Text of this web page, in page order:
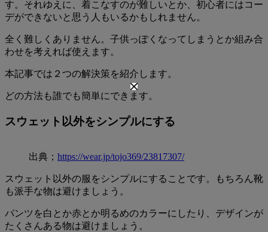
す。それゆえに、着こなすのが難しいとか、初心者にはコー
デができないと思う人もいるかもしれません。
全く難しくありません。子供っぽくなってしまうとか組み合
わせを考えれば使えます。
本記事では２つの解決策を紹介します。
どの方法も誰でも簡単にできます。
スウェット以外をシンプルにする
出典； https://wear.jp/tojo369/23817307/
スウェット以外の服をシンプルにすることです。もちろん靴
も派手な物は避けましょう。
パンツを白とか赤とか明るめのカラーにしたり、デザインが
たくさんある物は避けましょう。